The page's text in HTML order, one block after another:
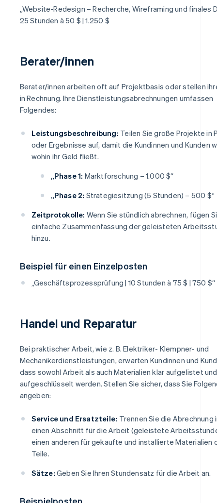
„Website-Redesign – Recherche, Wireframing und finales
25 Stunden à 50 $ | 1.250 $
Berater/innen
Berater/innen arbeiten oft auf Projektbasis oder stellen
in Rechnung. Ihre Dienstleistungsabrechnungen umfassen
Folgendes:
Leistungsbeschreibung: Teilen Sie große Projekte in
oder Ergebnisse auf, damit die Kundinnen und Kunden
wohin ihr Geld fließt.
„Phase 1: Marktforschung – 1.000 $“
„Phase 2: Strategiesitzung (5 Stunden) – 500 $“
Zeitprotokolle: Wenn Sie stündlich abrechnen, fügen
einfache Zusammenfassung der geleisteten
hinzu.
Beispiel für einen Einzelposten
„Geschäftsprozessprüfung | 10 Stunden à 75 $ | 750 $“
Handel und Reparatur
Bei praktischer Arbeit, wie z. B. Elektriker- Klempner- und
Mechanikerdienstleistungen, erwarten Kundinnen und
dass sowohl Arbeit als auch Materialien klar aufgelistet und
aufgeschlüsselt werden. Stellen Sie sicher, dass Sie
angeben:
Service und Ersatzteile: Trennen Sie die Abrechnung
einen Abschnitt für die Arbeit (geleistete
einen anderen für gekaufte und installierte Materialien
Teile.
Sätze: Geben Sie Ihren Stundensatz für die Arbeit an.
Beispielposten